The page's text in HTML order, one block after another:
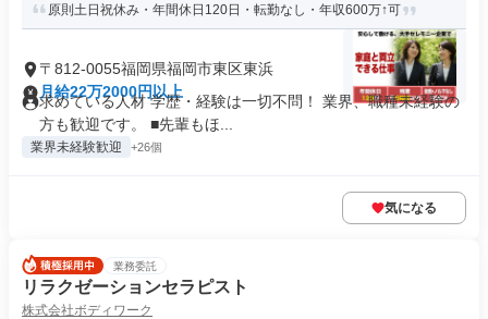
原則土日祝休み・年間休日120日・転勤なし・年収600万↑可
〒812-0055福岡県福岡市東区東浜
月給22万2000円以上
求めている人材 学歴・経験は一切不問！ 業界、職種未経験の
方も歓迎です。 ■先輩もほ...
業界未経験歓迎 +26個
気になる
業務委託
リラクゼーションセラピスト
株式会社ボディワーク